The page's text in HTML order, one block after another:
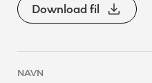
Download fil